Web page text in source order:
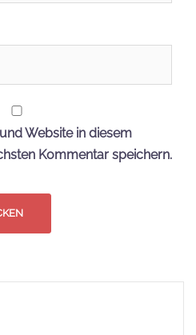
Website in diesem
Kommentar speichern.